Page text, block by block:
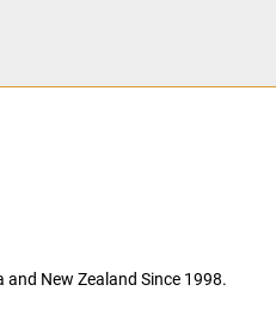
New Zealand Since 1998.